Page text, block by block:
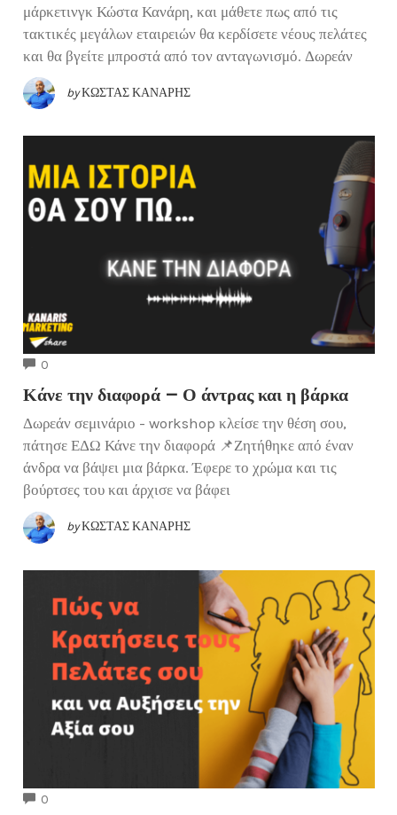
μάρκετινγκ Κώστα Κανάρη, και μάθετε πως από τις
τακτικές μεγάλων εταιρειών θα κερδίσετε νέους πελάτες
και θα βγείτε μπροστά από τον ανταγωνισμό. Δωρεάν
by ΚΏΣΤΑΣ ΚΑΝΆΡΗΣ
0
Κάνε την διαφορά – Ο άντρας και η βάρκα
Δωρεάν σεμινάριο - workshop κλείσε την θέση σου,
πάτησε ΕΔΩ Κάνε την διαφορά 📌Ζητήθηκε από έναν
άνδρα να βάψει μια βάρκα. Έφερε το χρώμα και τις
βούρτσες του και άρχισε να βάφει
by ΚΏΣΤΑΣ ΚΑΝΆΡΗΣ
0